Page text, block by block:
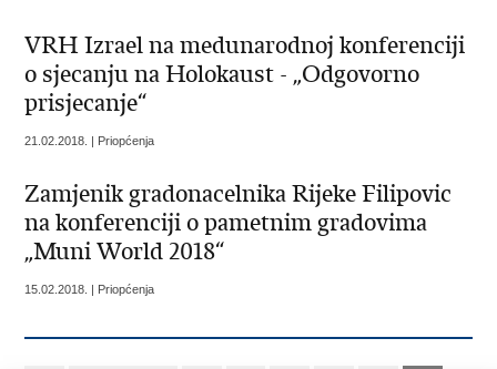
VRH Izrael na medunarodnoj konferenciji
o sjecanju na Holokaust - „Odgovorno
prisjecanje“
21.02.2018. | Priopćenja
Zamjenik gradonacelnika Rijeke Filipovic
na konferenciji o pametnim gradovima
„Muni World 2018“
15.02.2018. | Priopćenja